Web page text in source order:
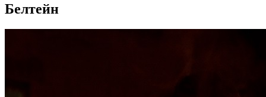
Белтейн